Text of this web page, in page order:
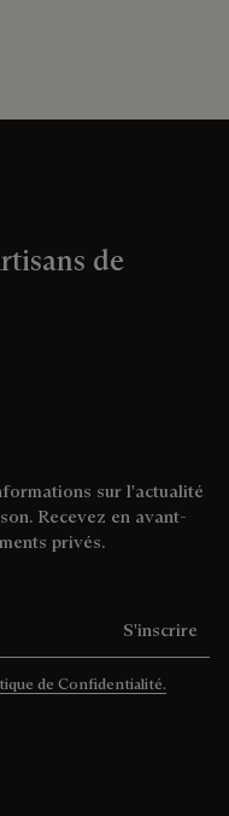
de
sur l'actualité
Recevez en avant-
privés.
S'inscrire
de Confidentialité.